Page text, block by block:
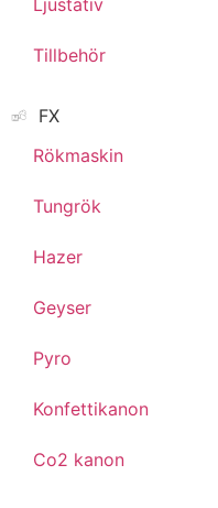
Ljustativ
Tillbehör
FX
Rökmaskin
Tungrök
Hazer
Geyser
Pyro
Konfettikanon
Co2 kanon